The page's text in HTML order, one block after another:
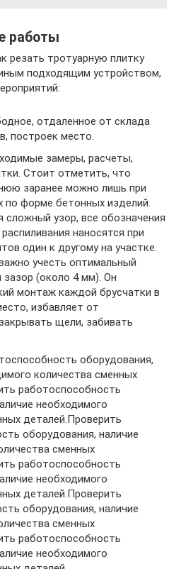
работы
резать тротуарную плитку
подходящим устройством,
отдаленное от склада
построек место.
замеры, расчеты,
Стоит отметить, что
заранее можно лишь при
по форме бетонных изделий.
сложный узор, все обозначения
наносятся при
один к другому на участке.
учесть оптимальный
зазор (около 4 мм). Он
монтаж каждой брусчатки в
избавляет от
щели, забивать
оборудования,
количества сменных
работоспособность
необходимого
деталей.Проверить
оборудования, наличие
сменных
работоспособность
необходимого
деталей.Проверить
оборудования, наличие
сменных
работоспособность
необходимого